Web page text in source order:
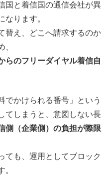
国と着信国の通信会社が異
なります。
替え、どこへ請求するのか
、
らのフリーダイヤル着信自
でかけられる番号」という
てしまうと、意図しない長
側（企業側）の負担が際限
ても、運用としてブロック
。